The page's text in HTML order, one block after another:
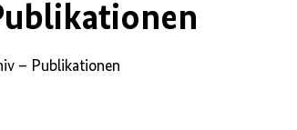
– Publikationen